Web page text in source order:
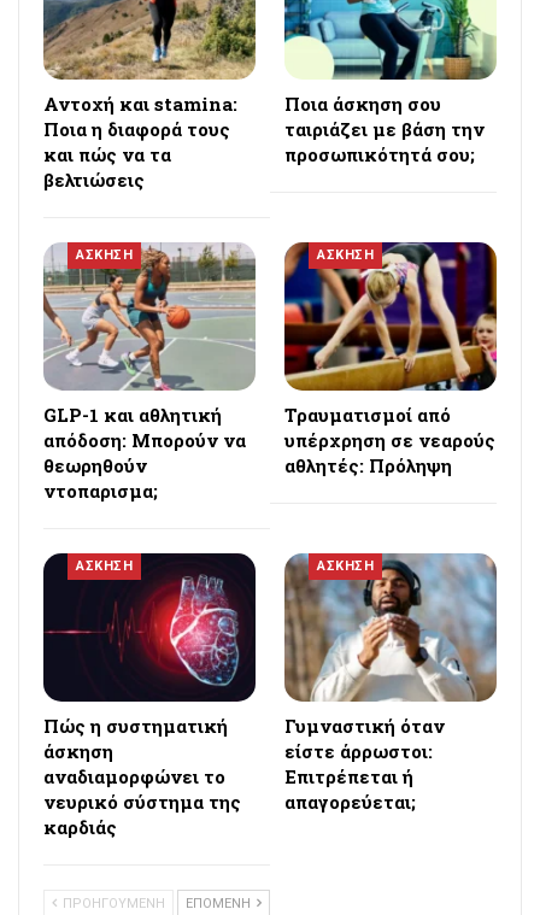
Αντοχή και stamina:
Ποια η διαφορά τους
και πώς να τα
βελτιώσεις
Ποια άσκηση σου
ταιριάζει με βάση την
προσωπικότητά σου;
ΑΣΚΗΣΗ
GLP-1 και αθλητική
απόδοση: Μπορούν να
θεωρηθούν
ντοπαρισμα;
ΑΣΚΗΣΗ
Τραυματισμοί από
υπέρχρηση σε νεαρούς
αθλητές: Πρόληψη
ΑΣΚΗΣΗ
Πώς η συστηματική
άσκηση
αναδιαμορφώνει το
νευρικό σύστημα της
καρδιάς
ΑΣΚΗΣΗ
Γυμναστική όταν
είστε άρρωστοι:
Επιτρέπεται ή
απαγορεύεται;
ΠΡΟΗΓΟΥΜΕΝΗ ΕΠΟΜΕΝΗ